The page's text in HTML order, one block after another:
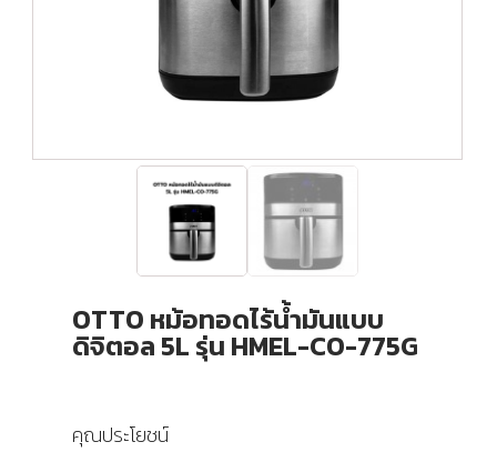
OTTO หม้อทอดไร้น้ำมันแบบ
ดิจิตอล 5L รุ่น HMEL-CO-775G
คุณประโยชน์